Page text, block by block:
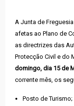
A Junta de
afetas ao Plano de
as directrizes das
Protecção Civil e do
domingo, dia 15 de
corrente mês, os
Posto de Turismo;